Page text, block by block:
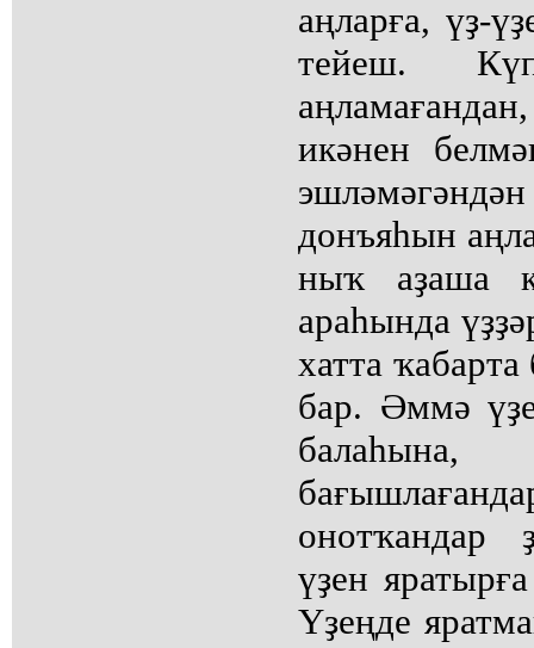
аңларға, үҙ-
тейеш.
икәнен
донъяһын
ныҡ аҙаша
араһында
хатта
бар. Әммә
үҙен
Үҙеңде